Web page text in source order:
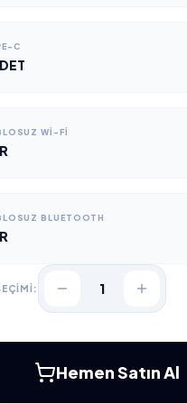
C
WI-FI
BLUETOOTH
1
Hemen Satın Al